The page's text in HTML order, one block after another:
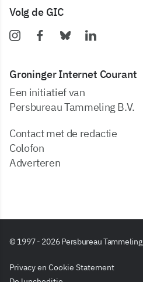
Volg de GIC
Groninger Internet Courant
Een initiatief van
Persbureau Tammeling B.V.
Contact met de redactie
Colofon
Adverteren
© 1997 - 2026 Persbureau Tammeling
Privacy en Cookie Statement